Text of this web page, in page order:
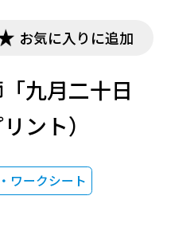
お気に入りに追加
九月二十日
ント）
ワークシート